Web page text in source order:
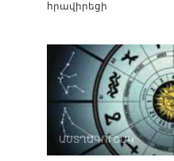
հրավիրեցի
ԱՍՏՂԱԳՈՒՇԱԿ